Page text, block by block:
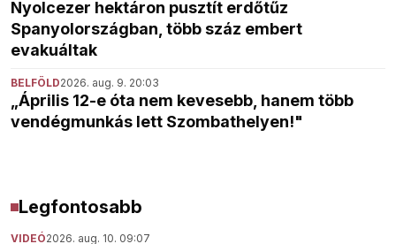
Nyolcezer hektáron pusztít erdőtűz
Spanyolországban, több száz embert
evakuáltak
BELFÖLD2026. aug. 9. 20:03
„Április 12-e óta nem kevesebb, hanem több
vendégmunkás lett Szombathelyen!"
Legfontosabb
VIDEÓ2026. aug. 10. 09:07